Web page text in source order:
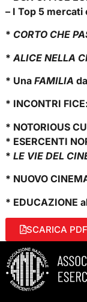
– I Top 5 mercati
* CORTO CHE
* ALICE NELLA
* Una FAMILIA
* INCONTRI
* NOTORIOUS
* ESERCENTI
* LE VIE DEL
* NUOVO
* EDUCAZIONE
SCARICA PDF